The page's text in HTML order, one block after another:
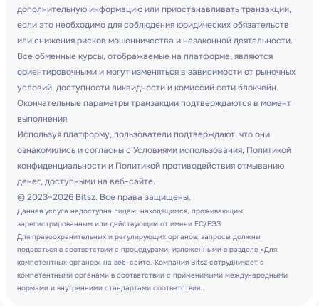
дополнительную информацию или приостанавливать транзакции,
если это необходимо для соблюдения юридических обязательств
или снижения рисков мошенничества и незаконной деятельности.
Все обменные курсы, отображаемые на платформе, являются
ориентировочными и могут изменяться в зависимости от рыночных
условий, доступности ликвидности и комиссий сети блокчейн.
Окончательные параметры транзакции подтверждаются в момент
выполнения.
Используя платформу, пользователи подтверждают, что они
ознакомились и согласны с Условиями использования, Политикой
конфиденциальности и Политикой противодействия отмыванию
денег, доступными на веб-сайте.
© 2023–2026 Bitsz. Все права защищены.
Данная услуга недоступна лицам, находящимся, проживающим,
зарегистрированным или действующим от имени ЕС/ЕЭЗ.
Для правоохранительных и регулирующих органов: запросы должны
подаваться в соответствии с процедурами, изложенными в разделе «Для
компетентных органов» на веб-сайте. Компания Bitsz сотрудничает с
компетентными органами в соответствии с применимыми международными
нормами и внутренними стандартами соответствия.